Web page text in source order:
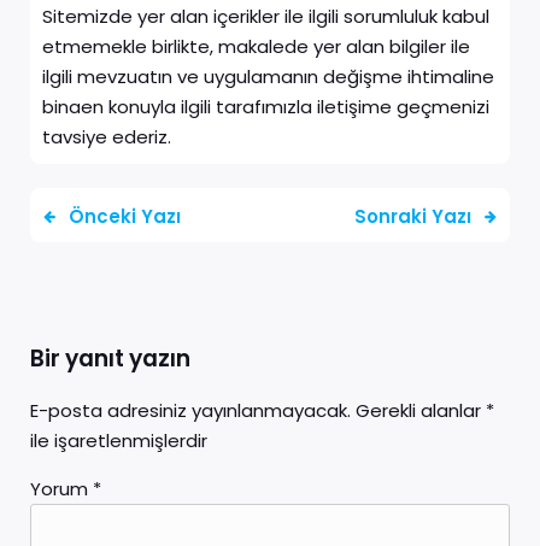
Sitemizde yer alan içerikler ile ilgili sorumluluk kabul
etmemekle birlikte, makalede yer alan bilgiler ile
ilgili mevzuatın ve uygulamanın değişme ihtimaline
binaen konuyla ilgili tarafımızla iletişime geçmenizi
tavsiye ederiz.
Önceki Yazı Sonraki Yazı
Bir yanıt yazın
E-posta adresiniz yayınlanmayacak. Gerekli alanlar *
ile işaretlenmişlerdir
Yorum *